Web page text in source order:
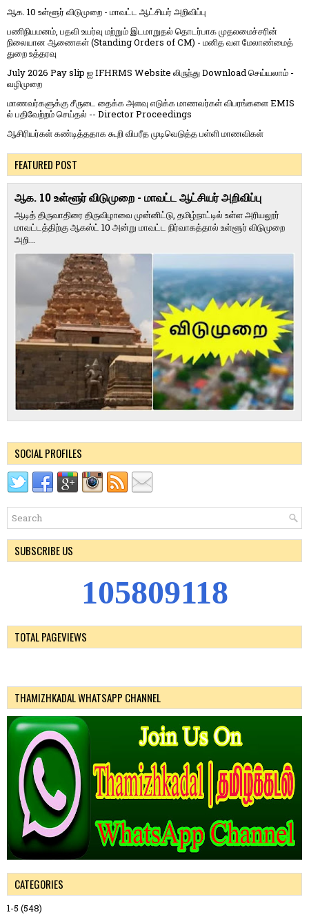
ஆக. 10 உள்ளூர் விடுமுறை - மாவட்ட ஆட்சியர் அறிவிப்பு
பணிநியமனம், பதவி உயர்வு மற்றும் இடமாறுதல் தொடர்பாக முதலமைச்சரின்
நிலையான ஆணைகள் (Standing Orders of CM) - மனித வள மேலாண்மைத்
துறை உத்தரவு
July 2026 Pay slip ஐ IFHRMS Website லிருந்து Download செய்யலாம் -
வழிமுறை
மாணவர்களுக்கு சீருடை தைக்க அளவு எடுக்க மாணவர்கள் விபரங்களை EMIS
ல் பதிவேற்றம் செய்தல் -- Director Proceedings
ஆசிரியர்கள் கண்டித்ததாக கூறி விபரீத முடிவெடுத்த பள்ளி மாணவிகள்
FEATURED POST
ஆக. 10 உள்ளூர் விடுமுறை - மாவட்ட ஆட்சியர் அறிவிப்பு
ஆடித் திருவாதிரை திருவிழாவை முன்னிட்டு, தமிழ்நாட்டில் உள்ள அரியலூர்
மாவட்டத்திற்கு ஆகஸ்ட் 10 அன்று மாவட்ட நிர்வாகத்தால் உள்ளூர் விடுமுறை
அறி...
SOCIAL PROFILES
SUBSCRIBE US
105809118
TOTAL PAGEVIEWS
THAMIZHKADAL WHATSAPP CHANNEL
CATEGORIES
1-5 (548)